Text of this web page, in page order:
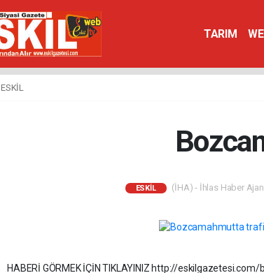
TARIM
ESKİL
ESKİL (İHA) - İhlas Haber
HABERİ GÖRMEK İÇİN TIKLAYINIZ http://